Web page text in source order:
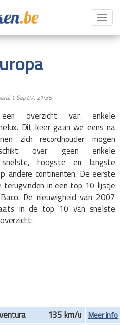
1 Sep 07, 21:36
overzicht van enkele
Dit keer gaan we eens na
zich recordhouder mogen
over geen enkele
snelste, hoogste en langste
andere continenten. De eerste
terugvinden in een top 10 lijstje
De nieuwigheid van 2007
in de top 10 van snelste
135 km/u
Meer info